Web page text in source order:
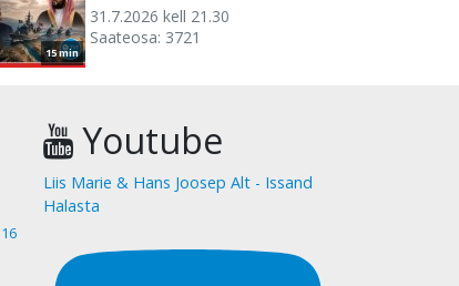
15 min
31.7.2026 kell 21.30
Saateosa: 3721
16
Youtube
Liis Marie & Hans Joosep Alt - Issand
Halasta